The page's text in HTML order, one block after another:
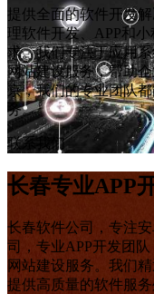
提供全面的软件开发
理软件开发、APP和
求。我们专注于应用
网站建设服务，帮助
京，我们的专业团队
务。
联系我们
长春专业APP
长春软件公司，专注
司，专业APP开发团
网站建设服务。我们
提供高质量的软件服